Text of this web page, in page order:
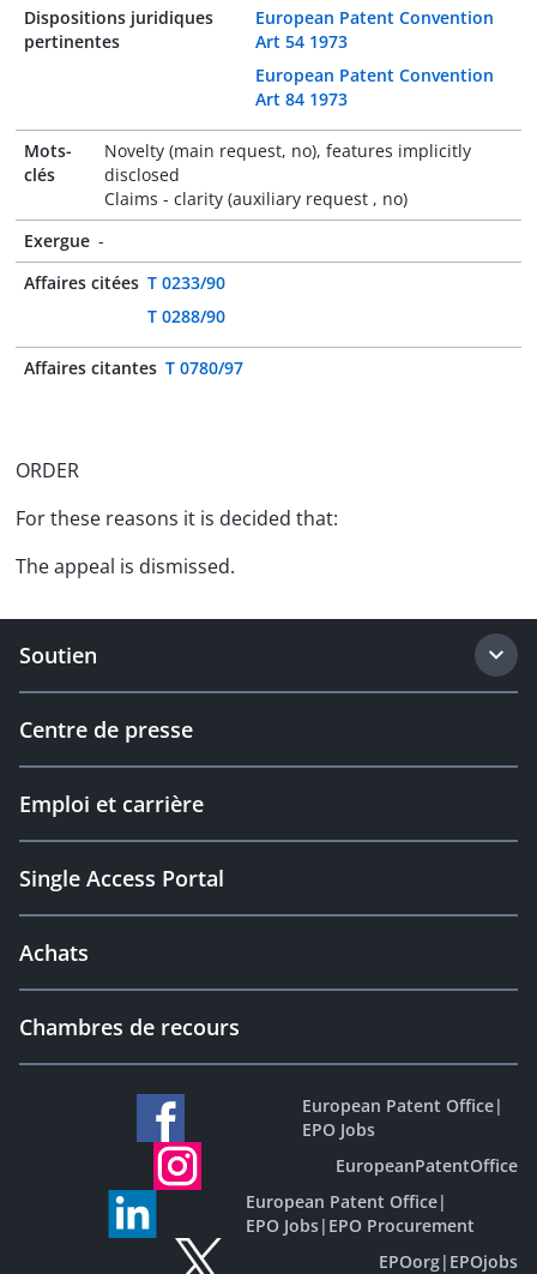
Dispositions juridiques
pertinentes
European Patent Convention
Art 54 1973
European Patent Convention
Art 84 1973
Mots-
clés
Novelty (main request, no), features implicitly
disclosed
Claims - clarity (auxiliary request , no)
Exergue -
Affaires citées T 0233/90
T 0288/90
Affaires citantes T 0780/97
ORDER
For these reasons it is decided that:
The appeal is dismissed.
Soutien
Centre de presse
Emploi et carrière
Single Access Portal
Achats
Chambres de recours
European Patent Office|
EPO Jobs
EuropeanPatentOffice
European Patent Office|
EPO Jobs| EPO Procurement
EPOorg| EPOjobs